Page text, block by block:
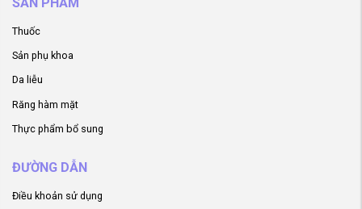
Thuốc
Sản phụ khoa
Da liễu
Răng hàm mặt
Thực phẩm bổ sung
ĐƯỜNG DẪN
Điều khoản sử dụng